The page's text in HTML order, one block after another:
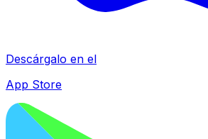
Descárgalo en el
App Store